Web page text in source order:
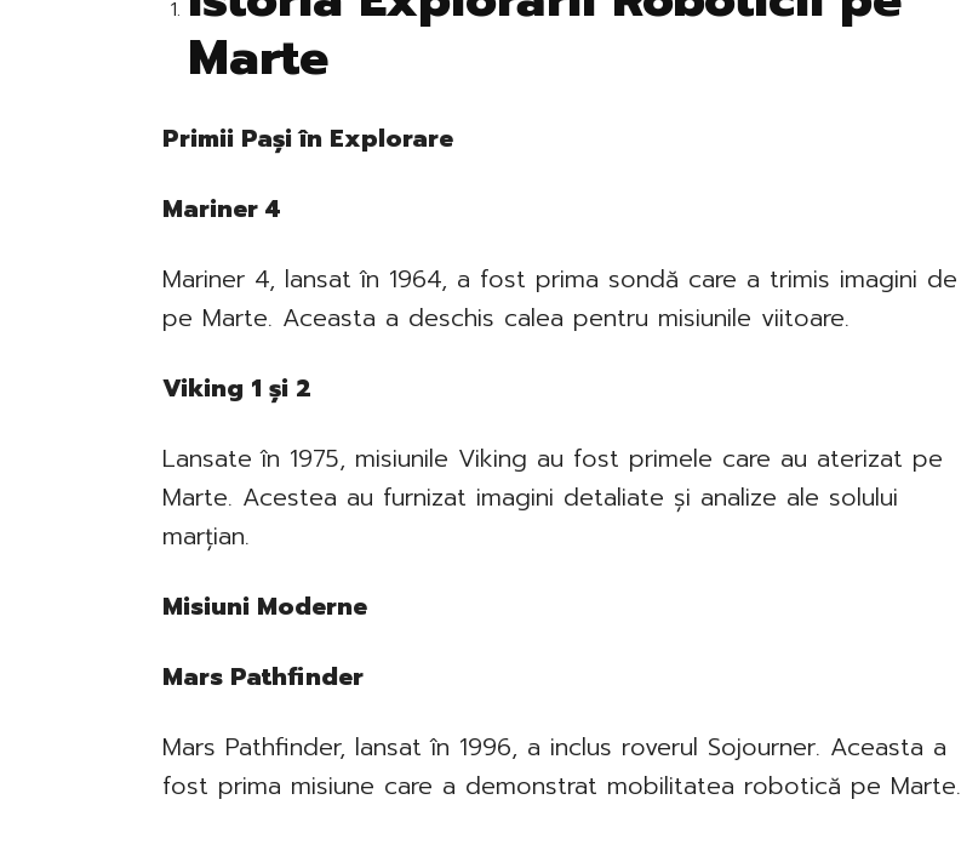
Marte
Primii Pași în Explorare
Mariner 4
Mariner 4, lansat în 1964, a fost prima sondă care a trimis imagini de
pe Marte. Aceasta a deschis calea pentru misiunile viitoare.
Viking 1 și 2
Lansate în 1975, misiunile Viking au fost primele care au aterizat pe
Marte. Acestea au furnizat imagini detaliate și analize ale solului
marțian.
Misiuni Moderne
Mars Pathfinder
Mars Pathfinder, lansat în 1996, a inclus roverul Sojourner. Aceasta a
fost prima misiune care a demonstrat mobilitatea robotică pe Marte.